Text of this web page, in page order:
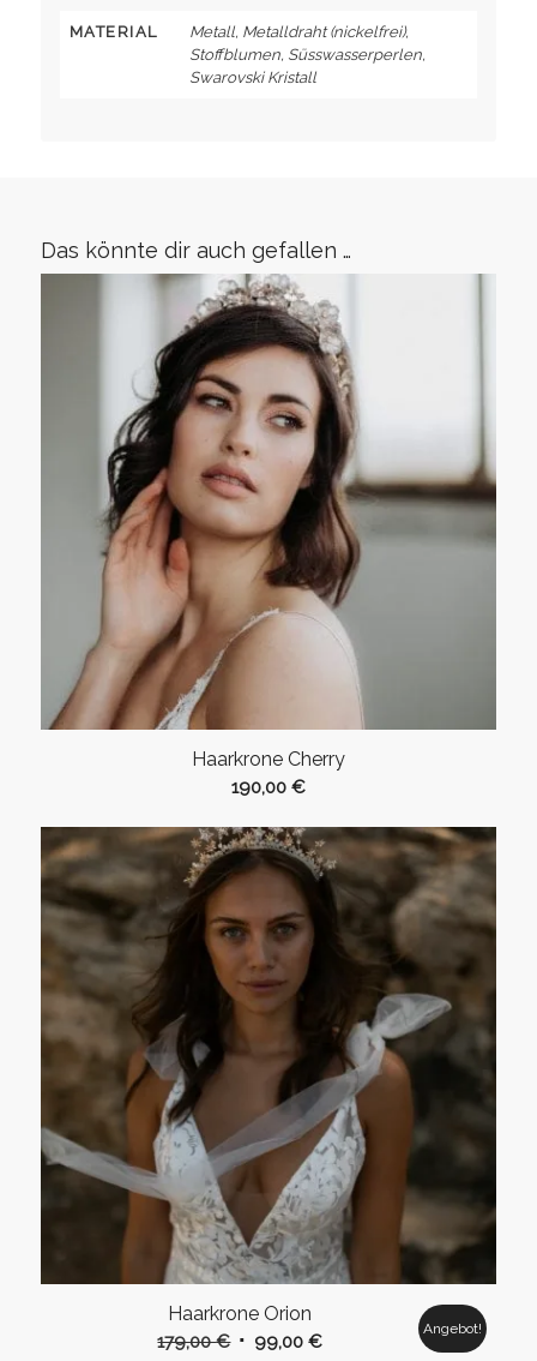
MATERIAL
Metall, Metalldraht (nickelfrei),
Stoffblumen, Süsswasserperlen,
Swarovski Kristall
Das könnte dir auch gefallen …
Haarkrone Cherry
190,00 €
Haarkrone Orion
179,00€ Ursprünglicher
99,00€Aktueller
Angebot!